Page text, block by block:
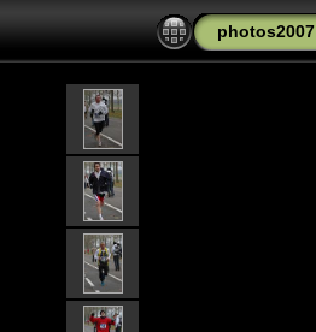
photos2007